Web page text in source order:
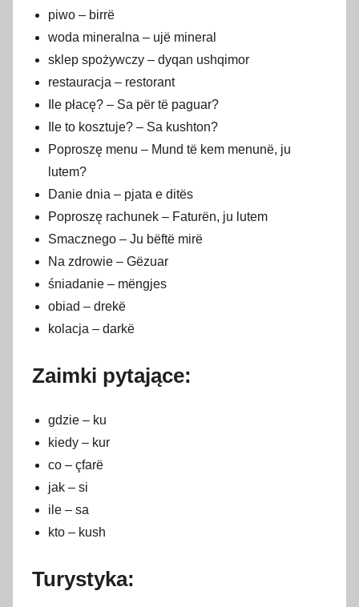
piwo – birrë
woda mineralna – ujë mineral
sklep spożywczy – dyqan ushqimor
restauracja – restorant
Ile płacę? – Sa për të paguar?
Ile to kosztuje? – Sa kushton?
Poproszę menu – Mund të kem menunë, ju
lutem?
Danie dnia – pjata e ditës
Poproszę rachunek – Faturën, ju lutem
Smacznego – Ju bëftë mirë
Na zdrowie – Gëzuar
śniadanie – mëngjes
obiad – drekë
kolacja – darkë
Zaimki pytające:
gdzie – ku
kiedy – kur
co – çfarë
jak – si
ile – sa
kto – kush
Turystyka: